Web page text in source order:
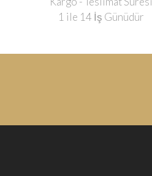
1 ile 14 İş Günüdür